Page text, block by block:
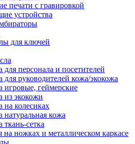
печати с гравировкой
устройства
для ключей
для персонала и посетителей
для руководителей кожа/экокожа
игровые, геймерские
из экокожи
на колесиках
натуральная кожа
ткань-сетка
на ножках и металлическом каркасе